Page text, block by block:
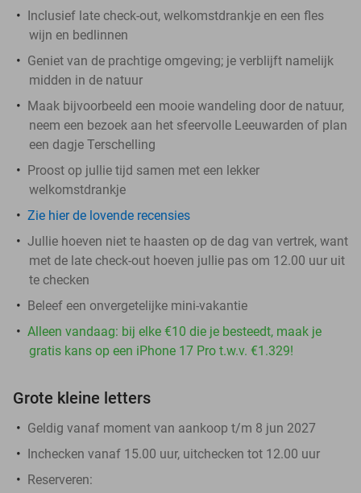
Inclusief late check-out, welkomstdrankje en een fles
wijn en bedlinnen
Geniet van de prachtige omgeving; je verblijft namelijk
midden in de natuur
Maak bijvoorbeeld een mooie wandeling door de natuur,
neem een bezoek aan het sfeervolle Leeuwarden of plan
een dagje Terschelling
Proost op jullie tijd samen met een lekker
welkomstdrankje
Zie hier de lovende recensies
Jullie hoeven niet te haasten op de dag van vertrek, want
met de late check-out hoeven jullie pas om 12.00 uur uit
te checken
Beleef een onvergetelijke mini-vakantie
Alleen vandaag: bij elke €10 die je besteedt, maak je
gratis kans op een iPhone 17 Pro t.w.v. €1.329!
Grote kleine letters
Geldig vanaf moment van aankoop t/m 8 jun 2027
Inchecken vanaf 15.00 uur, uitchecken tot 12.00 uur
Reserveren: